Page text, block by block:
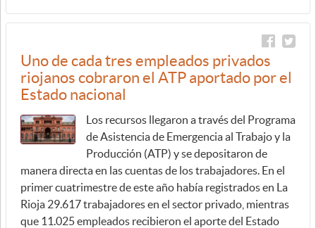
Uno de cada tres empleados privados
riojanos cobraron el ATP aportado por el
Estado nacional
Los recursos llegaron a través del Programa
de Asistencia de Emergencia al Trabajo y la
Producción (ATP) y se depositaron de
manera directa en las cuentas de los trabajadores. En el
primer cuatrimestre de este año había registrados en La
Rioja 29.617 trabajadores en el sector privado, mientras
que 11.025 empleados recibieron el aporte del Estado